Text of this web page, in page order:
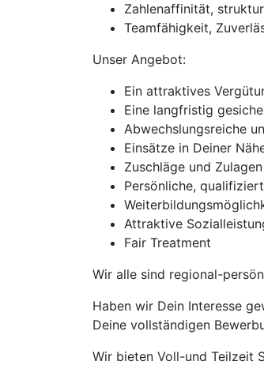
Zahlenaffinität,
Teamfähigkeit,
Unser Angebot:
Ein attraktives
Eine langfristig
Abwechslungsreiche
Einsätze in Deiner
Zuschläge und
Persönliche,
Attraktive
Fair Treatment
Wir alle sind regional-
Haben wir Dein Interesse
Deine vollständigen
Wir bieten Voll-und Teilzeit